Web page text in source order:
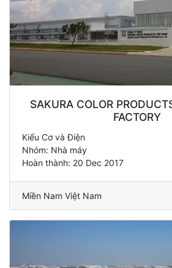
SAKURA COLOR
FACTORY
Kiểu Cơ và Điện
Nhóm: Nhà máy
Hoàn thành: 20 Dec 2017
Miền Nam Việt Nam